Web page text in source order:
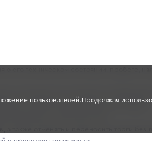
техническом состоянии, пробеге,
поскольку они основаны на
средства перед участием в торгах.
ст. 435-437 ГК РФ.
также отменять и переносить торги без
пользователей.Продолжая